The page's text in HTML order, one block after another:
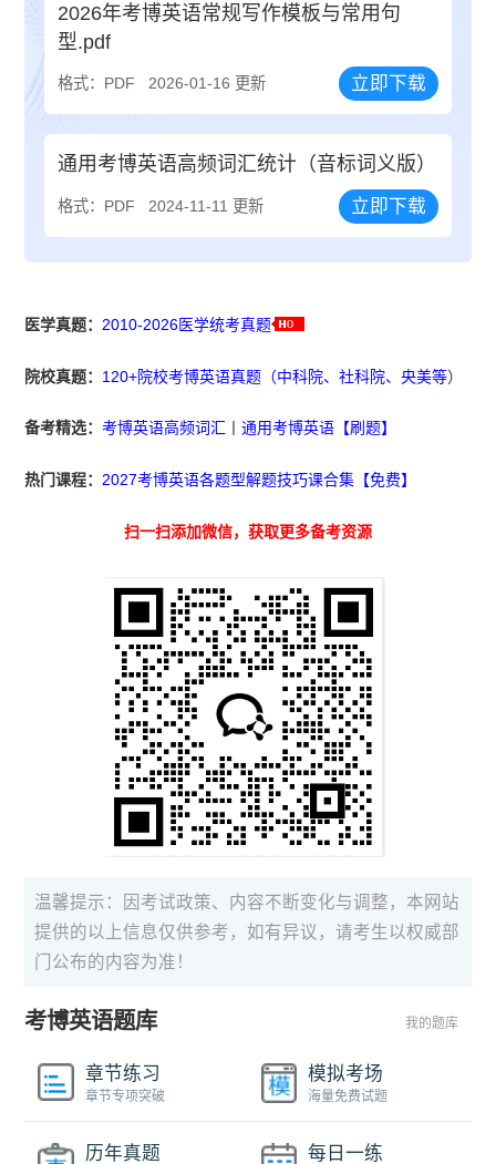
2026年考博英语常规写作模板与常用句
型.pdf
格式：PDF 2026-01-16 更新 立即下载
通用考博英语高频词汇统计（音标词义版）
格式：PDF 2024-11-11 更新 立即下载
医学真题： 2010-2026医学统考真题
院校真题： 120+院校考博英语真题（中科院、社科院、央美等）
备考精选：考博英语高频词汇 丨通用考博英语【刷题】
热门课程：2027考博英语各题型解题技巧课合集【免费】
扫一扫添加微信，获取更多备考资源
温馨提示：因考试政策、内容不断变化与调整，本网站
提供的以上信息仅供参考，如有异议，请考生以权威部
门公布的内容为准！
考博英语题库 我的题库
章节练习
章节专项突破
模拟考场
海量免费试题
历年真题 每日一练